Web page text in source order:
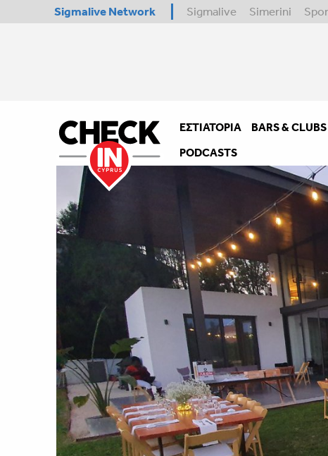
Sigmalive Network Sigmalive Simerini
ΕΣΤΙΑΤΌΡΙΑ BARS & CLUBS
PODCASTS